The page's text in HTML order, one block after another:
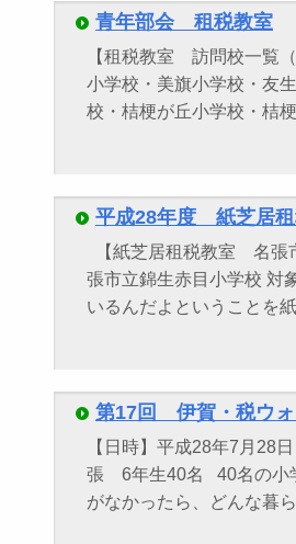
青年部会 租税教室
【租税教室 訪問校一覧
小学校・美旗小学校・友
校・桔梗が丘小学校・桔
平成28年度 紙芝居租
【紙芝居租税教室 名張
張市立錦生赤目小学校 対
いるんだよということを
第17回 伊賀・税ウォ
【日時】平成28年7月28
張 6年生40名 40名の小
がなかったら、どんな暮